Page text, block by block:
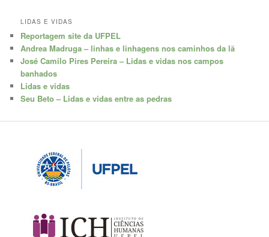
LIDAS E VIDAS
Reportagem site da UFPEL
Andrea Madruga – linhas e linhagens nos caminhos da lã
José Camilo Pires Pereira – Lidas e vidas nos campos
banhados
Lidas e vidas
Seu Beto – Lidas e vidas entre as pedras